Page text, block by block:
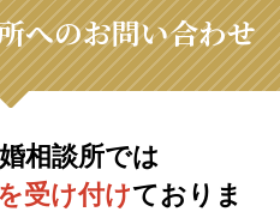
へのお問い合わせ
相談所では
受け付けておりま